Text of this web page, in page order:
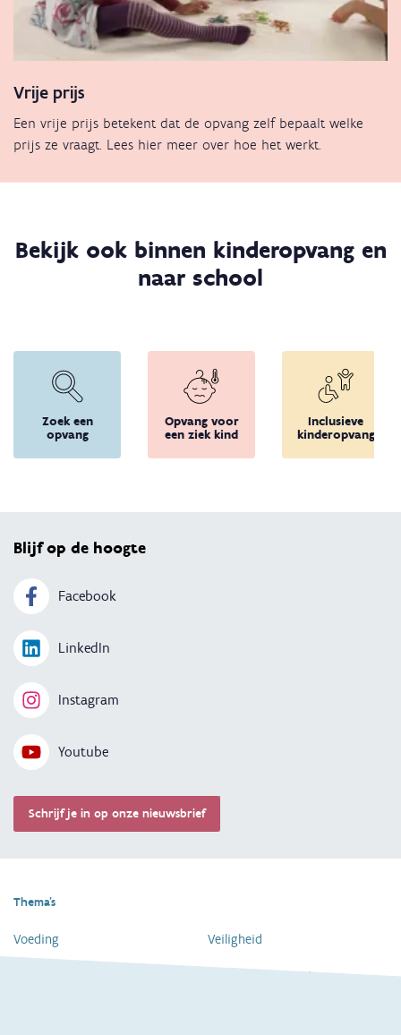
Vrije prijs
Een vrije prijs betekent dat de opvang zelf bepaalt welke
prijs ze vraagt. Lees hier meer over hoe het werkt.
Bekijk ook binnen kinderopvang en
naar school
Zoek een
opvang
Opvang voor
een ziek kind
Inclusieve
kinderopvang
Blijf op de hoogte
Facebook
LinkedIn
Instagram
Youtube
Schrijf je in op onze nieuwsbrief
Thema's
Voeding Veiligheid
Dagelijkse verzorging